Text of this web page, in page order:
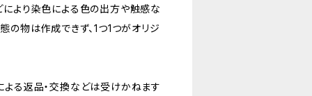
により染色による色の出方や触感な
の物は作成できず、1つ1つがオリジ
よる返品・交換などは受けかねます